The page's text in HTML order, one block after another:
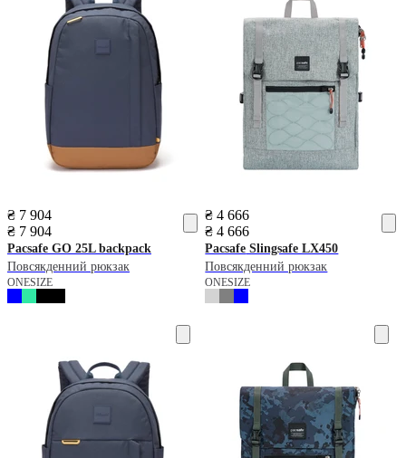
₴ 7 904
₴ 7 904
Pacsafe GO 25L backpack
Повсякденний рюкзак
ONESIZE
₴ 4 666
₴ 4 666
Pacsafe Slingsafe LX450
Повсякденний рюкзак
ONESIZE